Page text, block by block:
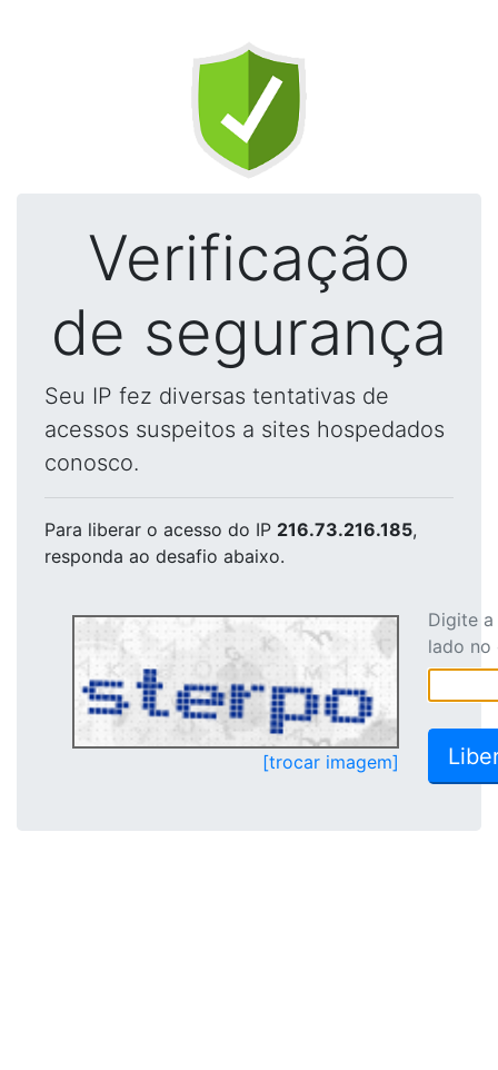
Verificação
de segurança
Seu IP fez diversas tentativas de
acessos suspeitos a sites hospedados
conosco.
Para liberar o acesso do IP 216.73.216.185,
responda ao desafio abaixo.
[trocar imagem]
Digite
lado no